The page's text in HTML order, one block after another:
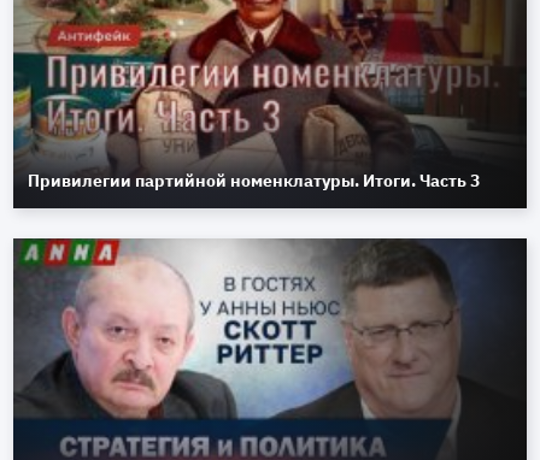
Привилегии партийной номенклатуры. Итоги. Часть 3